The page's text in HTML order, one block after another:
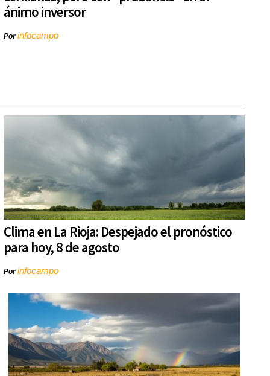
ánimo inversor
Porinfocampo
Clima en La Rioja: Despejado el pronóstico
para hoy, 8 de agosto
Porinfocampo